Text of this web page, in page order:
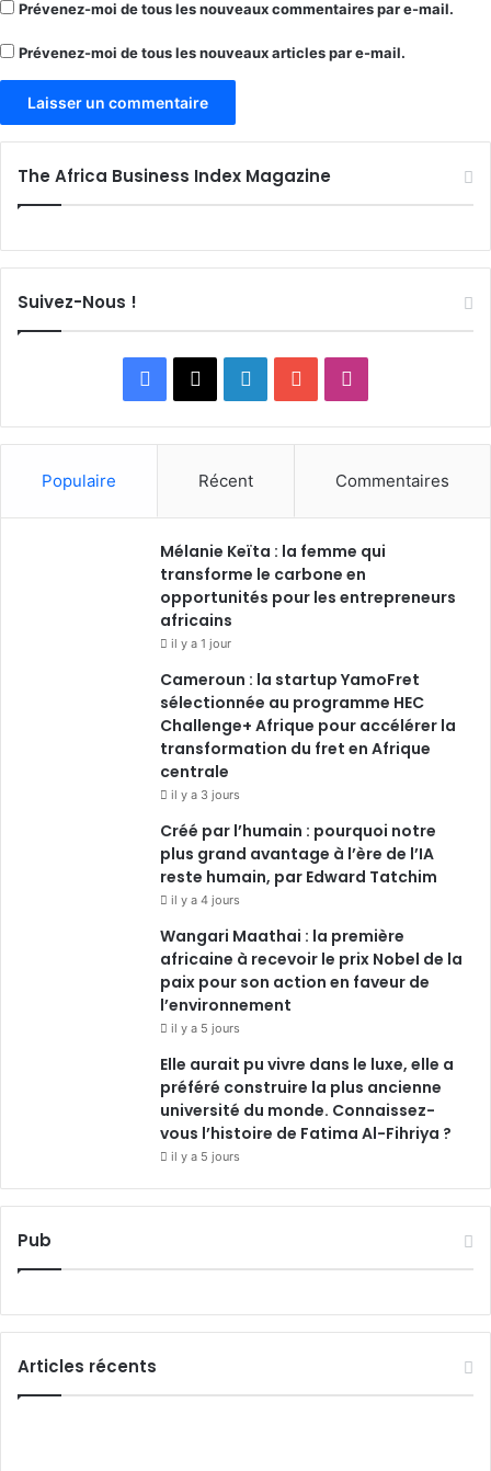
Prévenez-moi de tous les nouveaux commentaires par e-mail.
Prévenez-moi de tous les nouveaux articles par e-mail.
The Africa Business Index Magazine
Suivez-Nous !
Facebook
X LinkedinYouTube
Populaire Récent Commentaires
Mélanie Keïta : la femme qui
transforme le carbone en
opportunités pour les entrepreneurs
africains
il y a 1 jour
Cameroun : la startup YamoFret
sélectionnée au programme HEC
Challenge+ Afrique pour accélérer la
transformation du fret en Afrique
centrale
il y a 3 jours
Créé par l’humain : pourquoi notre
plus grand avantage à l’ère de l’IA
reste humain, par Edward Tatchim
il y a 4 jours
Wangari Maathai : la première
africaine à recevoir le prix Nobel de la
paix pour son action en faveur de
l’environnement
il y a 5 jours
Elle aurait pu vivre dans le luxe, elle a
préféré construire la plus ancienne
université du monde. Connaissez-
vous l’histoire de Fatima Al-Fihriya ?
il y a 5 jours
Pub
Articles récents